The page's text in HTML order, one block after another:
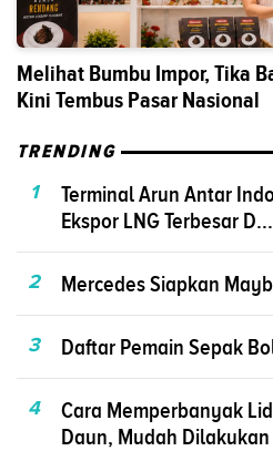
Melihat Bumbu Impor, Tika
Kini Tembus Pasar Nasional
TRENDING
1
Terminal Arun Antar
Ekspor LNG Terbesar D...
2 Mercedes Siapkan
3 Daftar Pemain Sepak
4
Cara Memperbanyak
Daun, Mudah